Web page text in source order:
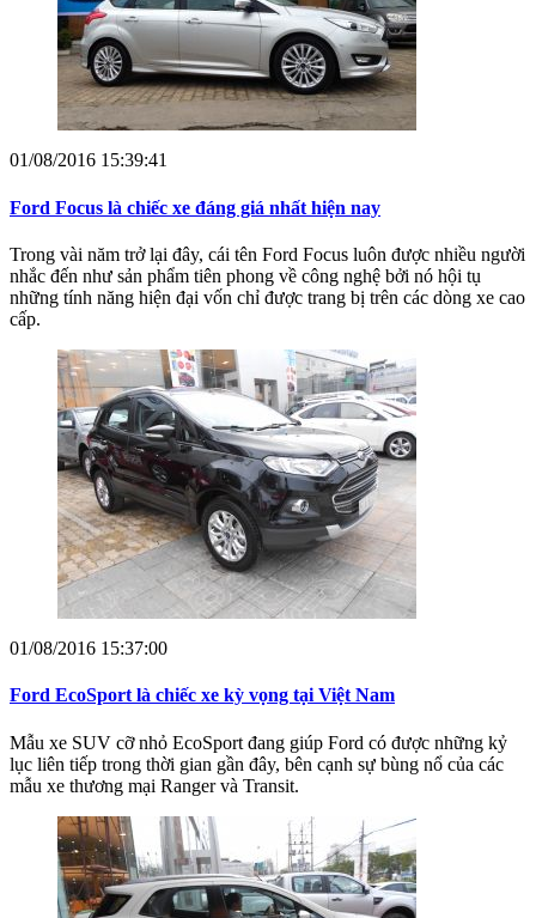
01/08/2016 15:39:41
Ford Focus là chiếc xe đáng giá nhất hiện nay
Trong vài năm trở lại đây, cái tên Ford Focus luôn được nhiều người
nhắc đến như sản phẩm tiên phong về công nghệ bởi nó hội tụ
những tính năng hiện đại vốn chỉ được trang bị trên các dòng xe cao
cấp.
01/08/2016 15:37:00
Ford EcoSport là chiếc xe kỳ vọng tại Việt Nam
Mẫu xe SUV cỡ nhỏ EcoSport đang giúp Ford có được những kỷ
lục liên tiếp trong thời gian gần đây, bên cạnh sự bùng nổ của các
mẫu xe thương mại Ranger và Transit.